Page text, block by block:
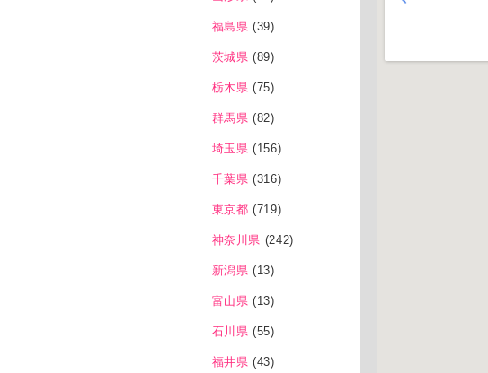
福島県 (39)
茨城県 (89)
栃木県 (75)
群馬県 (82)
埼玉県 (156)
千葉県 (316)
東京都 (719)
神奈川県 (242)
新潟県 (13)
富山県 (13)
石川県 (55)
福井県 (43)